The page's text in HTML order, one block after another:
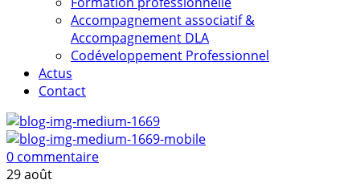
Accompagnement associatif &
Accompagnement DLA
Codéveloppement Professionnel
Actus
Contact
0 commentaire
29août